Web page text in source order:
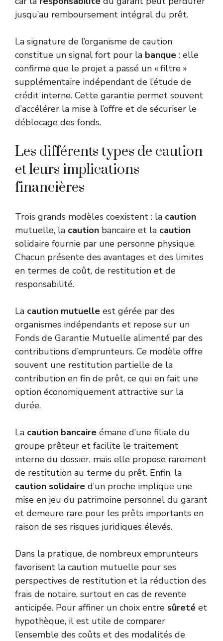
jusqu’au remboursement intégral du prêt.
La signature de l’organisme de caution
constitue un signal fort pour la banque : elle
confirme que le projet a passé un « filtre »
supplémentaire indépendant de l’étude de
crédit interne. Cette garantie permet souvent
d’accélérer la mise à l’offre et de sécuriser le
déblocage des fonds.
Les différents types de caution
et leurs implications
financières
Trois grands modèles coexistent : la caution
mutuelle, la caution bancaire et la caution
solidaire fournie par une personne physique.
Chacun présente des avantages et des limites
en termes de coût, de restitution et de
responsabilité.
La caution mutuelle est gérée par des
organismes indépendants et repose sur un
Fonds de Garantie Mutuelle alimenté par des
contributions d’emprunteurs. Ce modèle offre
souvent une restitution partielle de la
contribution en fin de prêt, ce qui en fait une
option économiquement attractive sur la
durée.
La caution bancaire émane d’une filiale du
groupe prêteur et facilite le traitement
interne du dossier, mais elle propose rarement
de restitution au terme du prêt. Enfin, la
caution solidaire d’un proche implique une
mise en jeu du patrimoine personnel du garant
et demeure rare pour les prêts importants en
raison de ses risques juridiques élevés.
Dans la pratique, de nombreux emprunteurs
favorisent la caution mutuelle pour ses
perspectives de restitution et la réduction des
frais de notaire, surtout en cas de revente
anticipée. Pour affiner un choix entre sûreté et
hypothèque, il est utile de comparer
l’ensemble des coûts et des modalités de